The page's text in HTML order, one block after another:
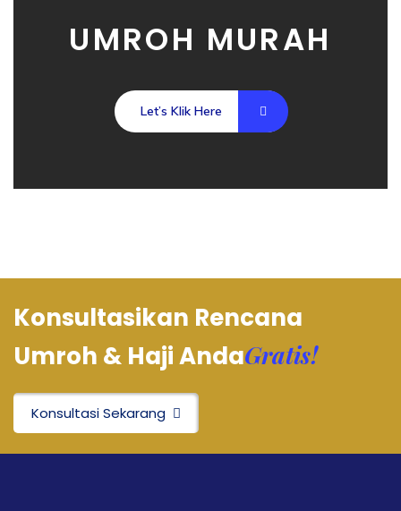
UMROH MURAH
Let’s Klik Here
Konsultasikan Rencana
Umroh & Haji AndaGratis!
Konsultasi Sekarang